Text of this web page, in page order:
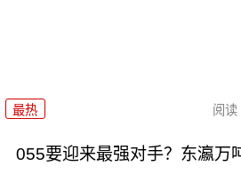
最热 阅读
055要迎来最强对手？东瀛万